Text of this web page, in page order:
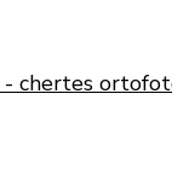
- chertes